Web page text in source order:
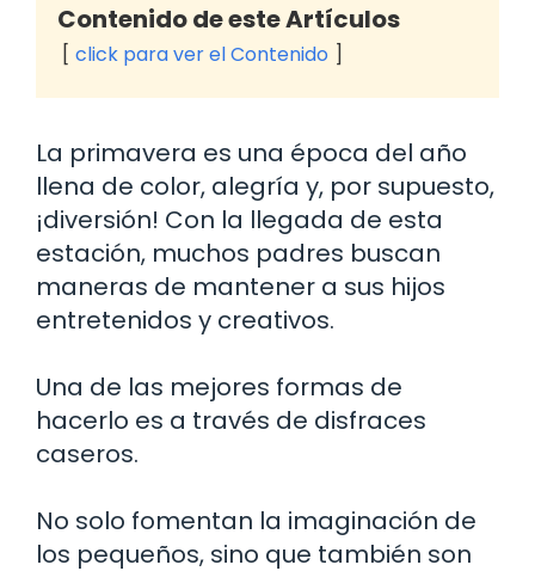
Contenido de este Artículos
click para ver el Contenido
La primavera es una época del año
llena de color, alegría y, por supuesto,
¡diversión! Con la llegada de esta
estación, muchos padres buscan
maneras de mantener a sus hijos
entretenidos y creativos.
Una de las mejores formas de
hacerlo es a través de disfraces
caseros.
No solo fomentan la imaginación de
los pequeños, sino que también son